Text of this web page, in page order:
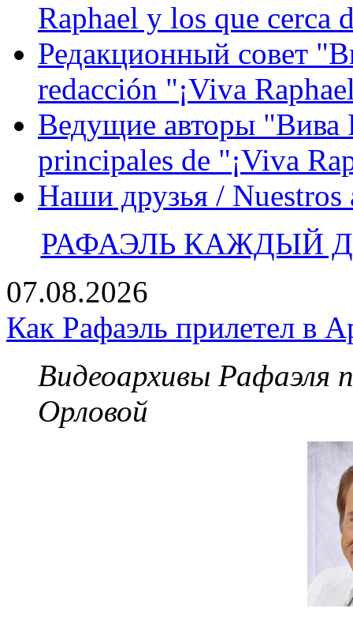
Raphael y los que cerca
Редакционный совет
redacción "¡Viva
Ведущие авторы "Вива
principales de "¡Viva
Наши друзья / Nuestros
РАФАЭЛЬ КАЖДЫЙ
07.08.2026
Как Рафаэль прилетел в
Видеоархивы Рафаэля
Орловой